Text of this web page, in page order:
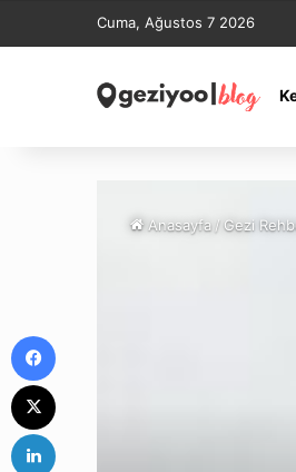
Cuma, Ağustos 7 2026
Anasayfa /Gezi